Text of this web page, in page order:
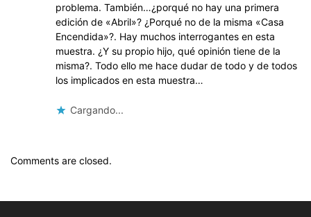
problema. También…¿porqué no hay una primera
edición de «Abril»? ¿Porqué no de la misma «Casa
Encendida»?. Hay muchos interrogantes en esta
muestra. ¿Y su propio hijo, qué opinión tiene de la
misma?. Todo ello me hace dudar de todo y de todos
los implicados en esta muestra…
Cargando...
Comments are closed.